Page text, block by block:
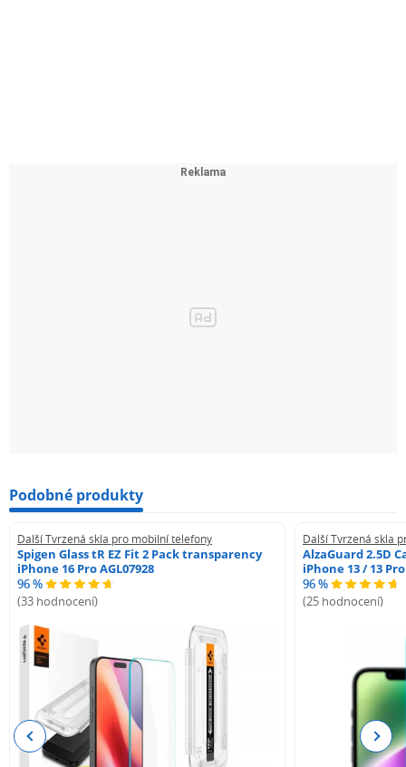
Podobné produkty
Další Tvrzená skla pro mobilní telefony
Spigen Glass tR EZ Fit 2 Pack transparency
iPhone 16 Pro AGL07928
96 %
(33 hodnocení)
Další Tvrzená skla
AlzaGuard 2.5D
iPhone 13 / 13 Pro
96 %
(25 hodnocení)
Previous Next